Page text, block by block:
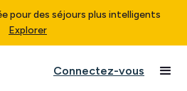
pour des séjours plus intelligents
Explorer
Connectez-vous